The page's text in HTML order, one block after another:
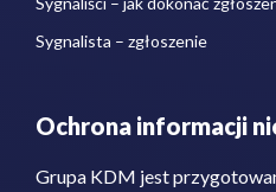
Sygnalista – zgłoszenie
Ochrona informacji
Grupa KDM jest